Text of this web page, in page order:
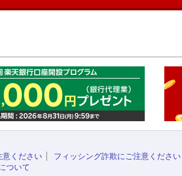
意ください
フィッシング詐欺にご注意ください
ついて